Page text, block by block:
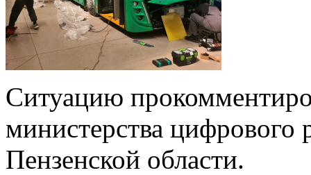
Ситуацию
министерства цифрового
Пензенской области.